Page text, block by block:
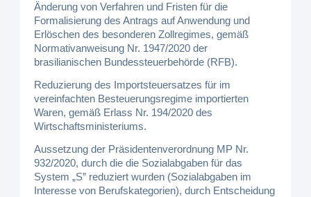
Änderung von Verfahren und Fristen für die
Formalisierung des Antrags auf Anwendung und
Erlöschen des besonderen Zollregimes, gemäß
Normativanweisung Nr. 1947/2020 der
brasilianischen Bundessteuerbehörde (RFB).
Reduzierung des Importsteuersatzes für im
vereinfachten Besteuerungsregime importierten
Waren, gemäß Erlass Nr. 194/2020 des
Wirtschaftsministeriums.
Aussetzung der Präsidentenverordnung MP Nr.
932/2020, durch die die Sozialabgaben für das
System „S” reduziert wurden (Sozialabgaben im
Interesse von Berufskategorien), durch Entscheidung